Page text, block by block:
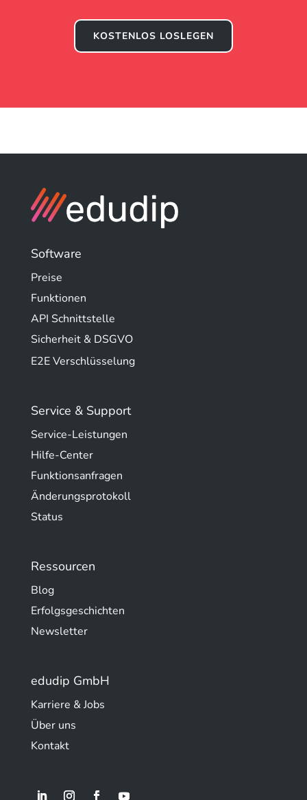
KOSTENLOS LOSLEGEN
Software
Preise
Funktionen
API Schnittstelle
Sicherheit & DSGVO
E2E Verschlüsselung
Service & Support
Service-Leistungen
Hilfe-Center
Funktionsanfragen
Änderungsprotokoll
Status
Ressourcen
Blog
Erfolgsgeschichten
Newsletter
edudip GmbH
Karriere & Jobs
Über uns
Kontakt